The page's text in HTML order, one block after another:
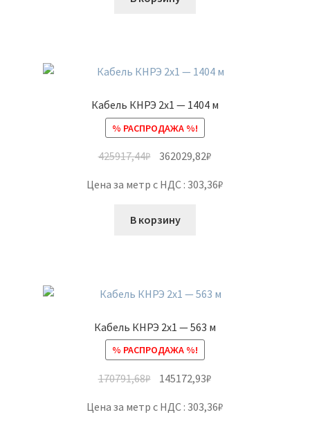
Кабель КНРЭ 2х1 — 1404 м
% РАСПРОДАЖА %!
425917,44₽ 362029,82₽
Цена за метр с НДС : 303,36₽
В корзину
Кабель КНРЭ 2х1 — 563 м
% РАСПРОДАЖА %!
170791,68₽ 145172,93₽
Цена за метр с НДС : 303,36₽